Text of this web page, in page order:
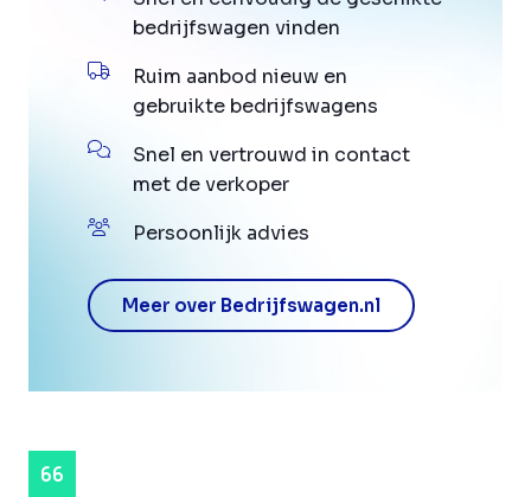
bedrijfswagen vinden
Ruim aanbod nieuw en
gebruikte bedrijfswagens
Snel en vertrouwd in contact
met de verkoper
Persoonlijk advies
Meer over Bedrijfswagen.nl